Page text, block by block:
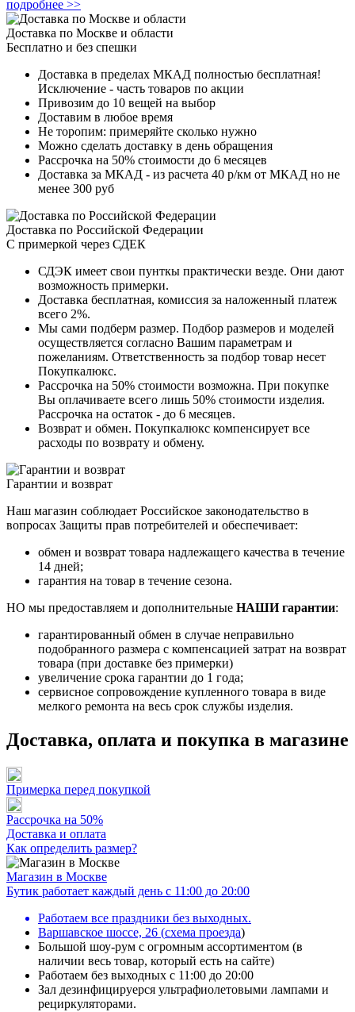
подробнее >>
Доставка по Москве и области
Бесплатно и без спешки
Доставка в пределах МКАД полностью бесплатная!
Исключение - часть товаров по акции
Привозим до 10 вещей на выбор
Доставим в любое время
Не торопим: примеряйте сколько нужно
Можно сделать доставку в день обращения
Рассрочка на 50% стоимости до 6 месяцев
Доставка за МКАД - из расчета 40 р/км от МКАД но не
менее 300 руб
Доставка по Российской Федерации
С примеркой через СДЕК
СДЭК имеет свои пунткы практически везде. Они дают
возможность примерки.
Доставка бесплатная, комиссия за наложенный платеж
всего 2%.
Мы сами подберм размер. Подбор размеров и моделей
осуществляется согласно Вашим параметрам и
пожеланиям. Ответственность за подбор товар несет
Покупкалюкс.
Рассрочка на 50% стоимости возможна. При покупке
Вы оплачиваете всего лишь 50% стоимости изделия.
Рассрочка на остаток - до 6 месяцев.
Возврат и обмен. Покупкалюкс компенсирует все
расходы по возврату и обмену.
Гарантии и возврат
Наш магазин соблюдает Российское законодательство в
вопросах Защиты прав потребителей и обеспечивает:
обмен и возврат товара надлежащего качества в течение
14 дней;
гарантия на товар в течение сезона.
НО мы предоставляем и дополнительные НАШИ гарантии:
гарантированный обмен в случае неправильно
подобранного размера с компенсацией затрат на возврат
товара (при доставке без примерки)
увеличение срока гарантии до 1 года;
сервисное сопровождение купленного товара в виде
мелкого ремонта на весь срок службы изделия.
Доставка, оплата и покупка в магазине
Примерка перед покупкой
Рассрочка на 50%
Доставка и оплата
Как определить размер?
Магазин в Москве
Бутик работает каждый день с 11:00 до 20:00
Работаем все праздники без выходных.
Варшавское шоссе, 26 (схема проезда)
Большой шоу-рум с огромным ассортиментом (в
наличии весь товар, который есть на сайте)
Работаем без выходных с 11:00 до 20:00
Зал дезинфицируерся ультрафиолетовыми лампами и
рециркуляторами.